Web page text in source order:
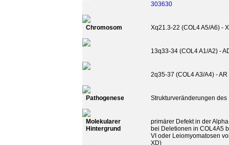
303630
Chromosom Xq21.3-22 (COL4 A5/A6) -
13q33-34 (COL4 A1/A2) -
2q35-37 (COL4 A3/A4) -
Pathogenese Strukturveränderungen
Molekularer
Hintergrund
primärer Defekt in der
bei Deletionen in COL4A5
VI oder Leiomyomatosen
XD)